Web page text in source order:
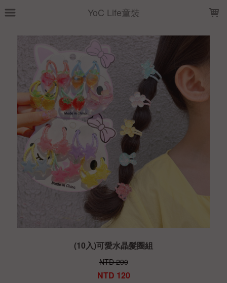
YoC Life童裝
(10入)可愛水晶髮圈組
NTD 290
NTD 120